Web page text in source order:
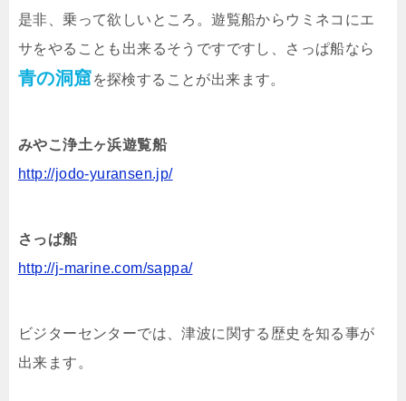
是非、乗って欲しいところ。遊覧船からウミネコにエ
サをやることも出来るそうですですし、さっぱ船なら
青の洞窟を探検することが出来ます。
みやこ浄土ヶ浜遊覧船
http://jodo-yuransen.jp/
さっぱ船
http://j-marine.com/sappa/
ビジターセンターでは、津波に関する歴史を知る事が
出来ます。